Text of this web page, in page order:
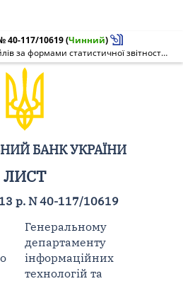
40-117/10619(Чинний)
Про строки подання файлів за формами статистичної звітності та зміни до розрахунку економічних нормативів
БАНК УКРАЇНИ
ЛИСТ
р. N 40-117/10619
Генеральному
департаменту
інформаційних
технологій та